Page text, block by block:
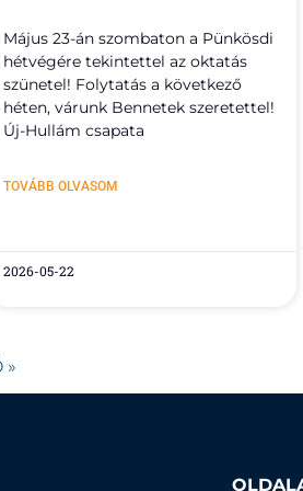
Május 23-án szombaton a Pünkösdi
hétvégére tekintettel az oktatás
szünetel! Folytatás a következő
héten, várunk Bennetek szeretettel!
Új-Hullám csapata
TOVÁBB OLVASOM
2026-05-22
»